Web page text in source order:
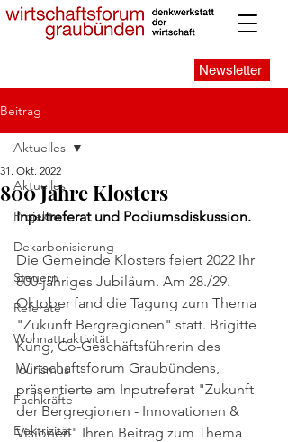
Newsletter
Beitrag
Aktuelles
Projekte
Dekarbonisierung
Steuern
Referate
Wohnattraktivität
Tourismus
Fachkräfte
Elektrizität
Aktuelles
800 Jahre Klosters
31. Okt. 2022
Inputreferat und Podiumsdiskussion.
Die Gemeinde Klosters feiert 2022 Ihr
800-jähriges Jubiläum. Am 28./29.
Oktober fand die Tagung zum Thema
"Zukunft Bergregionen" statt. Brigitte
Küng, Co-Geschäftsführerin des
Wirtschaftsforum Graubündens,
präsentierte am Inputreferat "Zukunft
der Bergregionen - Innovationen &
Visionen" Ihren Beitrag zum Thema